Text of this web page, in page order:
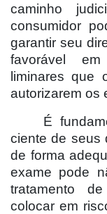
caminho
consumidor
garantir seu
favorável
liminares que
autorizarem os
É
ciente de seus
de forma
exame pode
tratamento
colocar em